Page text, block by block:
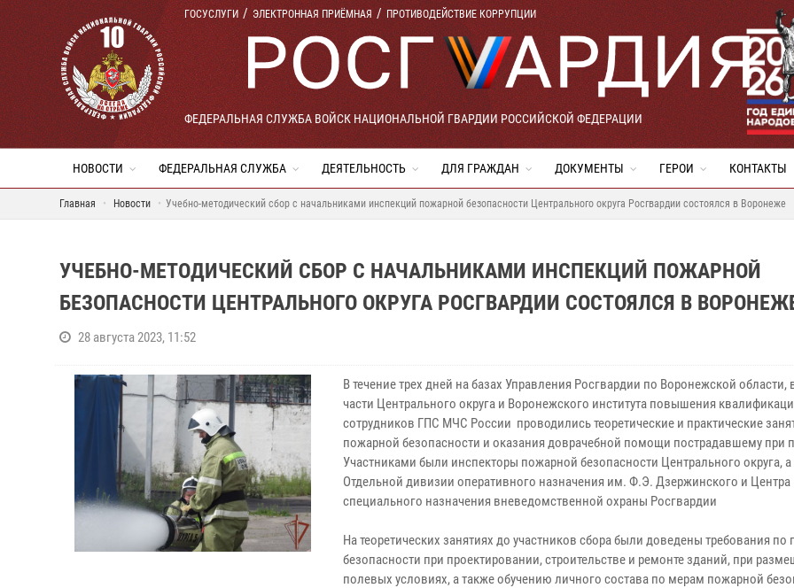
ГОСУСЛУГИ ЭЛЕКТРОННАЯ ПРИЁМНАЯ ПРОТИВОДЕЙСТВИЕ КОРРУПЦИИ
ФЕДЕРАЛЬНАЯ СЛУЖБА ВОЙСК НАЦИОНАЛЬНОЙ ГВАРДИИ РОССИЙСКОЙ ФЕДЕРАЦИИ
НОВОСТИ ФЕДЕРАЛЬНАЯ СЛУЖБА ДЕЯТЕЛЬНОСТЬ ДЛЯ ГРАЖДАН ДОКУМЕНТЫ ГЕРОИ КОНТАКТЫ
Главная Новости Учебно-методический сбор с начальниками инспекций пожарной безопасности Центрального округа Росгвардии состоялся в Воронеже
УЧЕБНО-МЕТОДИЧЕСКИЙ СБОР С НАЧАЛЬНИКАМИ ИНСПЕКЦИЙ ПОЖАРНОЙ
БЕЗОПАСНОСТИ ЦЕНТРАЛЬНОГО ОКРУГА РОСГВАРДИИ СОСТОЯЛСЯ В
28 августа 2023, 11:52
В течение трех дней на базах Управления Росгвардии по Воронежской области,
части Центрального округа и Воронежского института повышения
сотрудников ГПС МЧС России проводились теоретические и практические
пожарной безопасности и оказания доврачебной помощи пострадавшему при
Участниками были инспекторы пожарной безопасности Центрального округа, а
Отдельной дивизии оперативного назначения им. Ф.Э. Дзержинского и Центра
специального назначения вневедомственной охраны Росгвардии
На теоретических занятиях до участников сбора были доведены требования по
безопасности при проектировании, строительстве и ремонте зданий, при
полевых условиях, а также обучению личного состава по мерам пожарной